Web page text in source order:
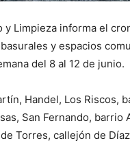
y Limpieza informa el
y espacios
del 8 al 12 de junio.
Handel, Los Riscos,
San Fernando, barrio
Torres, callejón de